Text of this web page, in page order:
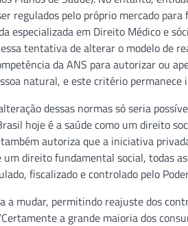
regulados pelo próprio mercado
especializada em Direito Médico e
tentativa de alterar o modelo de
da ANS para autorizar ou
natural, e este critério permanece
dessas normas só seria
hoje é a saúde como um direito
autoriza que a iniciativa
um direito fundamental social, todas
fiscalizado e controlado pelo
a mudar, permitindo reajuste dos
a grande maioria dos